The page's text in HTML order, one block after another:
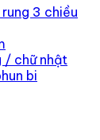
3 chiều
/ chữ nhật
bi